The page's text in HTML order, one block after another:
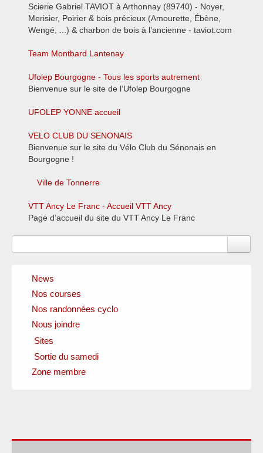
Scierie Gabriel TAVIOT à Arthonnay (89740) - Noyer,
Merisier, Poirier & bois précieux (Amourette, Ébène,
Wengé, ...) & charbon de bois à l’ancienne - taviot.com
Team Montbard Lantenay
Ufolep Bourgogne - Tous les sports autrement
Bienvenue sur le site de l’Ufolep Bourgogne
UFOLEP YONNE accueil
VELO CLUB DU SENONAIS
Bienvenue sur le site du Vélo Club du Sénonais en
Bourgogne !
Ville de Tonnerre
VTT Ancy Le Franc - Accueil VTT Ancy
Page d’accueil du site du VTT Ancy Le Franc
News
Nos courses
Nos randonnées cyclo
Nous joindre
Sites
Clubs amis
Fédérations officielles
Sortie du samedi
Circuits
Zone membre